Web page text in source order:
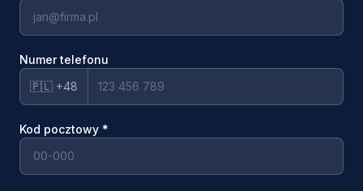
Numer telefonu
🇵🇱 +48
Kod pocztowy *